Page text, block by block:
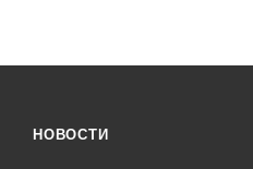
НОВОСТИ